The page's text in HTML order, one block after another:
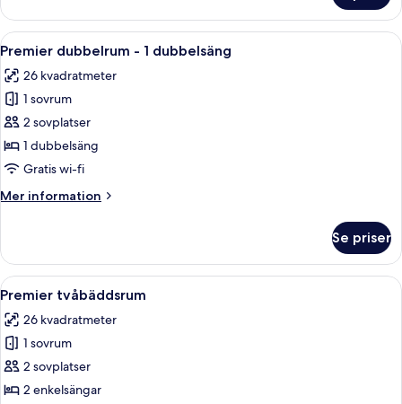
dubbelrum
Öppna
alla
foton
för
Premier
dubbelrum
-
dubbelsäng
Ett hotellrum med en säng, ett
4
Premier dubbelrum - 1 dubbelsäng
26 kvadratmeter
1 sovrum
2 sovplatser
1 dubbelsäng
Gratis wi-fi
Mer information
Mer
dubbelrum
1
Se priser
Öppna
alla
foton
för
Premier
tvåbäddsrum
Ett hotellrum med en säng, en stor
4
Premier tvåbäddsrum
26 kvadratmeter
1 sovrum
2 sovplatser
2 enkelsängar